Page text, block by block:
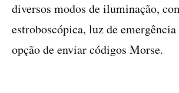
diversos modos de iluminação,
estroboscópica, luz de
opção de enviar códigos Morse.